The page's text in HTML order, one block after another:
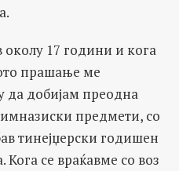
17 години и кога
прашање ме
да добијам преодна
предмети, со
тинејџерски годишен
се враќавме со воз